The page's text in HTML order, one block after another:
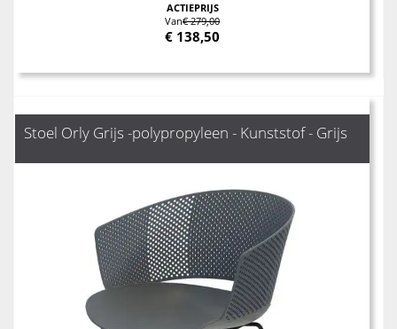
ACTIEPRIJS
Van€ 279,00
€ 138,50
Stoel Orly Grijs -polypropyleen - Kunststof - Grijs